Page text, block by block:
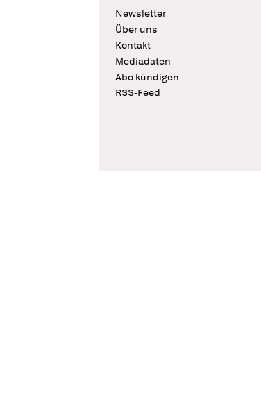
Newsletter
Über uns
Kontakt
Mediadaten
Abo kündigen
RSS-Feed